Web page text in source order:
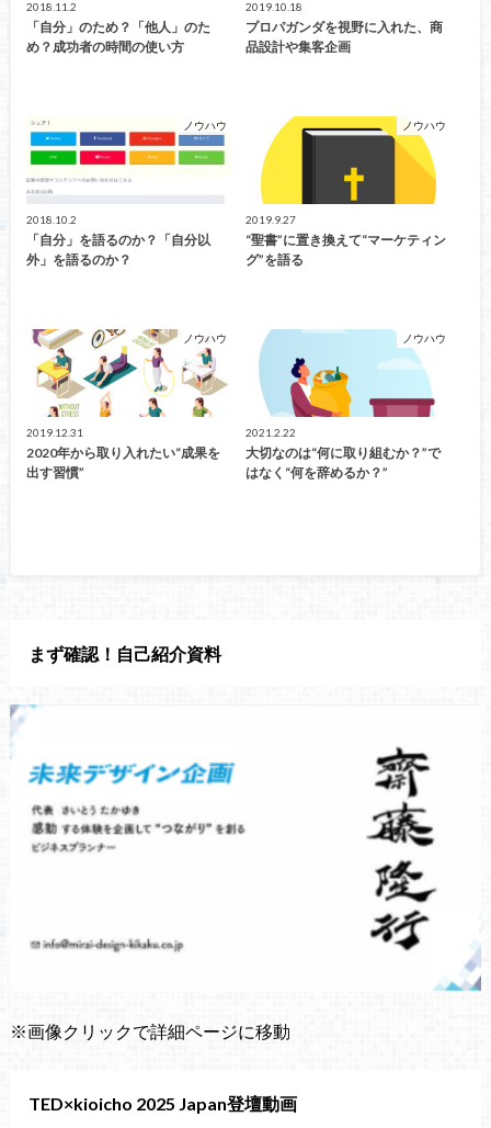
2018.11.2
「自分」のため？「他人」のた
め？成功者の時間の使い方
2019.10.18
プロパガンダを視野に入れた、商
品設計や集客企画
ノウハウ
2018.10.2
「自分」を語るのか？「自分以
外」を語るのか？
ノウハウ
2019.9.27
“聖書”に置き換えて“マーケティン
グ”を語る
ノウハウ
2019.12.31
2020年から取り入れたい“成果を
出す習慣”
ノウハウ
2021.2.22
大切なのは“何に取り組むか？”で
はなく“何を辞めるか？”
まず確認！自己紹介資料
※画像クリックで詳細ページに移動
TED×kioicho 2025 Japan登壇動画